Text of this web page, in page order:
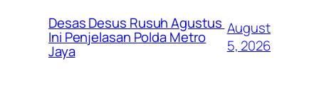
Desas Desus Rusuh Agustus
Ini Penjelasan Polda Metro
Jaya
August
5, 2026